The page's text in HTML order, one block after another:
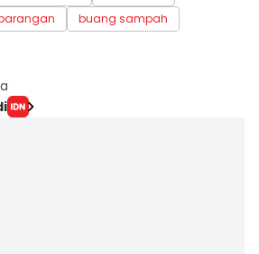
buang sampah